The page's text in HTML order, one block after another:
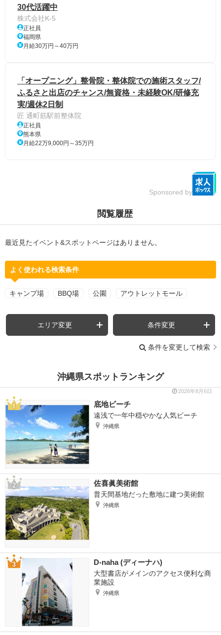
30代活躍中
株式会社K-5
正社員
福岡県
月給30万円～40万円
「オープニング」整骨院・整体院での施術スタッフ/
ふるさと出店のチャンス/無資格・未経験OK/研修充
実/週休2日制
匠 通町筋駅前整体院
正社員
熊本県
月給22万9,000円～35万円
Sponsored by
閲覧履歴
最近見たイベント&スポットページはありません。
よく使われる検索条件
キャンプ場 BBQ場 公園 アウトレットモール
エリア変更 条件変更
条件を変更して検索
沖縄県スポットランキング
2026年8月6日
底地ビーチ
遠浅で一年中穏やかな人気ビーチ
沖縄県
佐喜眞美術館
普天間基地だった敷地に建つ美術館
沖縄県
D-naha (ディーナハ)
大型書店がメインのアクセス便利な商
業施設
沖縄県